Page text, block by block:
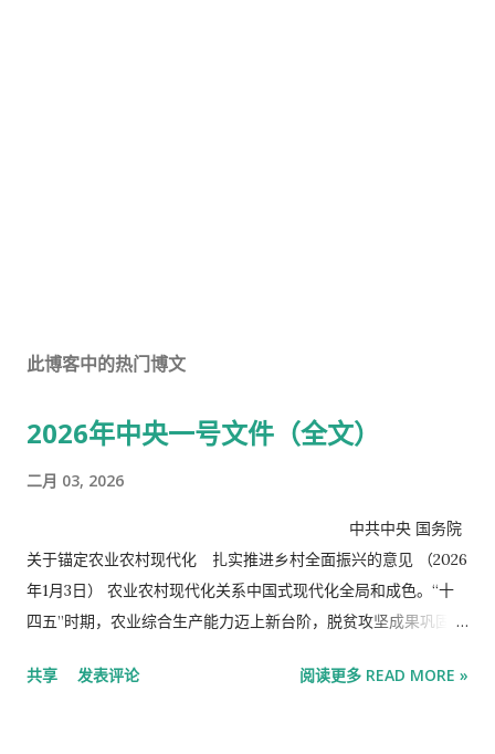
此博客中的热门博文
2026年中央一号文件（全文）
二月 03, 2026
中共中央 国务院
关于锚定农业农村现代化 扎实推进乡村全面振兴的意见 （2026
年1月3日） 农业农村现代化关系中国式现代化全局和成色。“十
四五”时期，农业综合生产能力迈上新台阶，脱贫攻坚成果巩固拓
五”时期是基本实现社会主义现代化夯实基础、全面发力的关键时
共享 发表评论 阅读更多 READ MORE »